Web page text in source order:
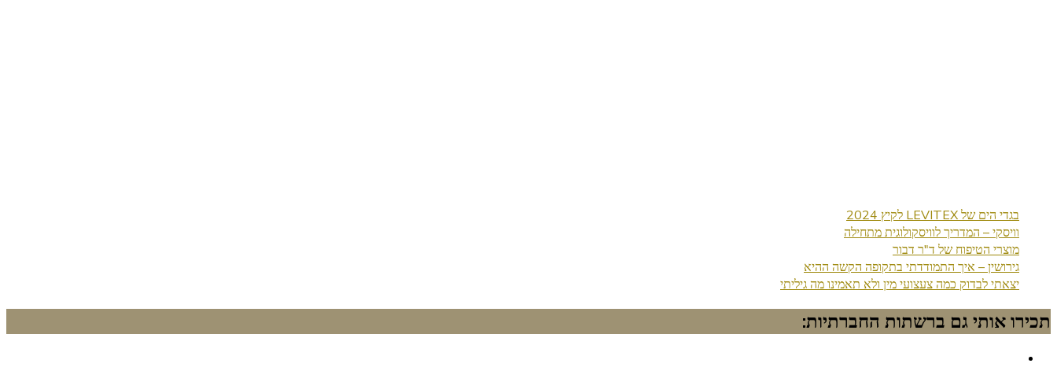
בגדי הים של LEVITEX לקיץ 2024
וויסקי – המדריך לוויסקולוגית מתחילה
מוצרי הטיפוח של ד"ר דבור
גירושין – איך התמודדתי בתקופה הקשה ההיא
יצאתי לבדוק כמה צעצועי מין ולא תאמינו מה גיליתי
תכירו אותי גם ברשתות החברתיות: